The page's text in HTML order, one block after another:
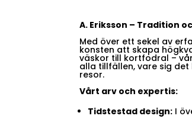
A. Eriksson – Tradition
Med över ett sekel av
konsten att skapa
väskor till kortfodral –
alla tillfällen, vare sig
resor.
Vårt arv och expertis:
Tidstestad design: I